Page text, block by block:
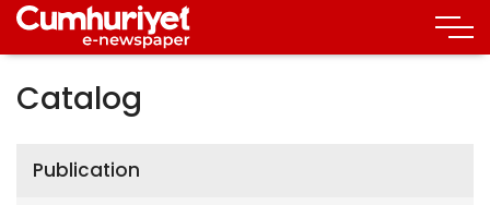
Catalog
Publication